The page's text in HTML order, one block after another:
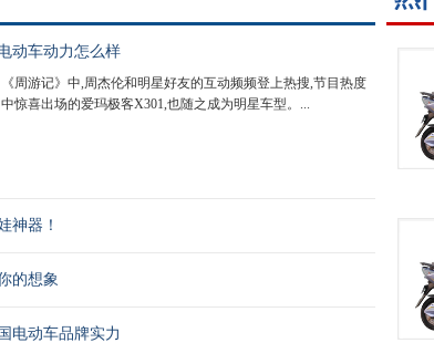
动车动力怎么样
周游记》中,周杰伦和明星好友的互动频频登上热搜,节目热度
惊喜出场的爱玛极客X301,也随之成为明星车型。...
神器！
的想象
电动车品牌实力